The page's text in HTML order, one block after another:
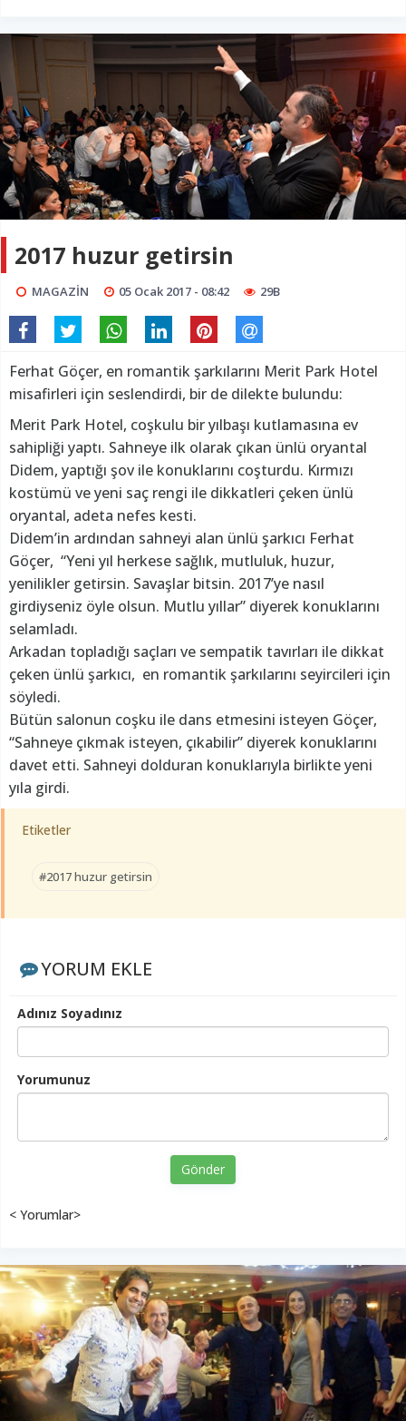
2017 huzur getirsin
MAGAZİN 05 Ocak 2017 - 08:42 29B
Ferhat Göçer, en romantik şarkılarını Merit Park Hotel
misafirleri için seslendirdi, bir de dilekte bulundu:
Merit Park Hotel, coşkulu bir yılbaşı kutlamasına ev
sahipliği yaptı. Sahneye ilk olarak çıkan ünlü oryantal
Didem, yaptığı şov ile konuklarını coşturdu. Kırmızı
kostümü ve yeni saç rengi ile dikkatleri çeken ünlü
oryantal, adeta nefes kesti.
Didem’in ardından sahneyi alan ünlü şarkıcı Ferhat
Göçer, “Yeni yıl herkese sağlık, mutluluk, huzur,
yenilikler getirsin. Savaşlar bitsin. 2017’ye nasıl
girdiyseniz öyle olsun. Mutlu yıllar” diyerek konuklarını
selamladı.
Arkadan topladığı saçları ve sempatik tavırları ile dikkat
çeken ünlü şarkıcı, en romantik şarkılarını seyircileri için
söyledi.
Bütün salonun coşku ile dans etmesini isteyen Göçer,
“Sahneye çıkmak isteyen, çıkabilir” diyerek konuklarını
davet etti. Sahneyi dolduran konuklarıyla birlikte yeni
yıla girdi.
Etiketler
#2017 huzur getirsin
YORUM EKLE
Adınız Soyadınız
Yorumunuz
Gönder
< Yorumlar>